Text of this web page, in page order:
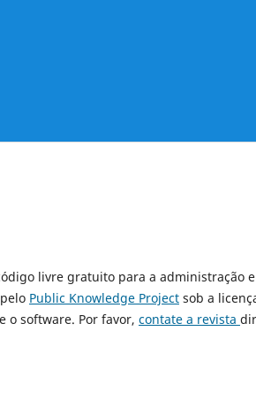
livre gratuito para a administração
Public Knowledge Project sob a
o software. Por favor, contate a revista